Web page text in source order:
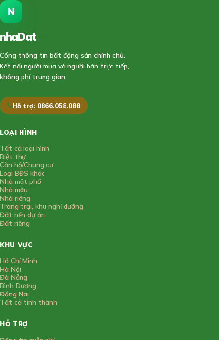
N
nhaDat
Cổng thông tin bất động sản chính chủ.
Kết nối người mua và người bán trực tiếp,
không phí trung gian.
Hỗ trợ: 0866.058.088
LOẠI HÌNH
Tất cả loại hình
Biệt thự
Căn hộ/Chung cư
Loại BĐS khác
Nhà mặt phố
Nhà mẫu
Nhà riêng
Trang trại, khu nghỉ dưỡng
Đất nền dự án
Đất riêng
KHU VỰC
Hồ Chí Minh
Hà Nội
Đà Nẵng
Bình Dương
Đồng Nai
Tất cả tỉnh thành
HỖ TRỢ